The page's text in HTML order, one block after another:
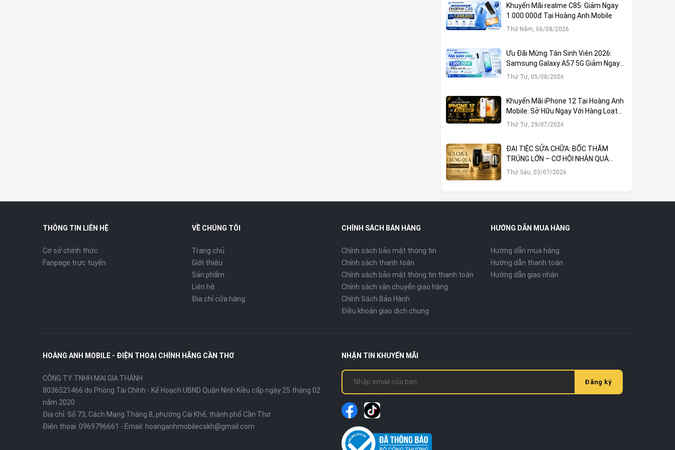
Khuyến Mãi realme C85: Giảm Ngay
1.000.000đ Tại Hoàng Anh Mobile
Thứ Năm, 06/08/2026
Ưu Đãi Mừng Tân Sinh Viên 2026:
Samsung Galaxy A57 5G Giảm Ngay
1.000.000đ
Thứ Tư, 05/08/2026
Khuyến Mãi iPhone 12 Tại Hoàng Anh
Mobile: Sở Hữu Ngay Với Hàng Loạt
Ưu Đãi Hấp Dẫn
Thứ Tư, 29/07/2026
ĐẠI TIỆC SỬA CHỮA: BỐC THĂM
TRÚNG LỚN – CƠ HỘI NHẬN QUÀ
KHỦNG TẠI HOÀNG ANH MOBILE
Thứ Sáu, 03/07/2026
THÔNG TIN LIÊN HỆ
Cơ sở chính thức
Fanpage trực tuyến
VỀ CHÚNG TÔI
Trang chủ
Giới thiệu
Sản phẩm
Liên hệ
Địa chỉ cửa hàng
CHÍNH SÁCH BÁN HÀNG
Chính sách bảo mật thông tin
Chính sách thanh toán
Chính sách bảo mật thông tin thanh toán
Chính sách vận chuyển giao hàng
Chính Sách Bảo Hành
Điều khoản giao dịch chung
HƯỚNG DẪN MUA HÀNG
Hướng dẫn mua hàng
Hướng dẫn thanh toán
Hướng dẫn giao nhận
HOÀNG ANH MOBILE - ĐIỆN THOẠI CHÍNH HÃNG CẦN THƠ
CÔNG TY TNHH MAI GIA THÀNH
8036521466 do Phòng Tài Chính - Kế Hoạch UBND Quận Ninh Kiều cấp ngày 25 tháng 02
năm 2020
Địa chỉ: Số 73, Cách Mạng Tháng 8, phường Cái Khế, thành phố Cần Thơ
Điện thoại: 0969796661 - Email: hoanganhmobilecskh@gmail.com
NHẬN TIN KHUYẾN MÃI
Đăng ký